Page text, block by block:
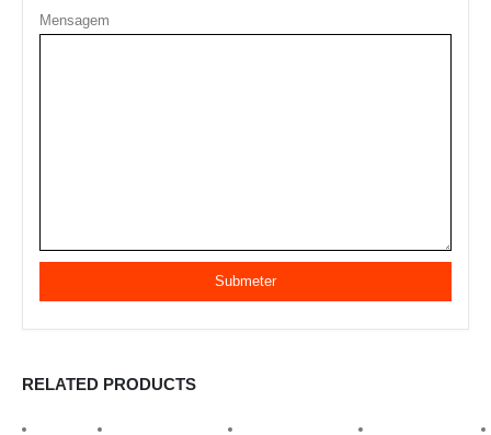
Mensagem
RELATED PRODUCTS